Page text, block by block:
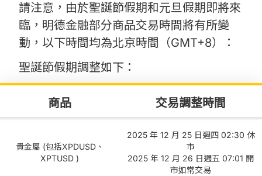
請注意，由於聖誕節假期和元旦假期即將來
臨，明德金融部分商品交易時間將有所變
動，以下時間均為北京時間（GMT+8）：
聖誕節假期調整如下：
商品 交易調整時間
貴金屬 (包括XPDUSD、
XPTUSD )
2025 年 12 月 25 日週四 02:30 休
市
2025 年 12 月 26 日週五 07:01 開
市如常交易